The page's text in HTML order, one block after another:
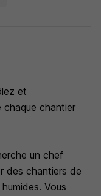
et
chaque chantier
un chef
des chantiers de
Vous